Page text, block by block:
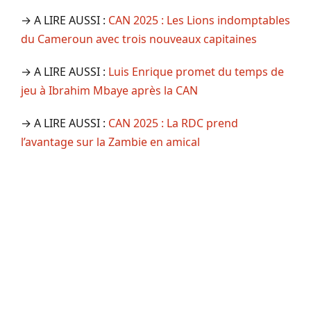
→ A LIRE AUSSI : CAN 2025 : Les Lions indomptables
du Cameroun avec trois nouveaux capitaines
→ A LIRE AUSSI : Luis Enrique promet du temps de
jeu à Ibrahim Mbaye après la CAN
→ A LIRE AUSSI : CAN 2025 : La RDC prend
l’avantage sur la Zambie en amical